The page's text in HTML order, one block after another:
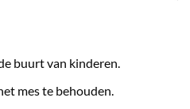
buurt van kinderen.
mes te behouden.